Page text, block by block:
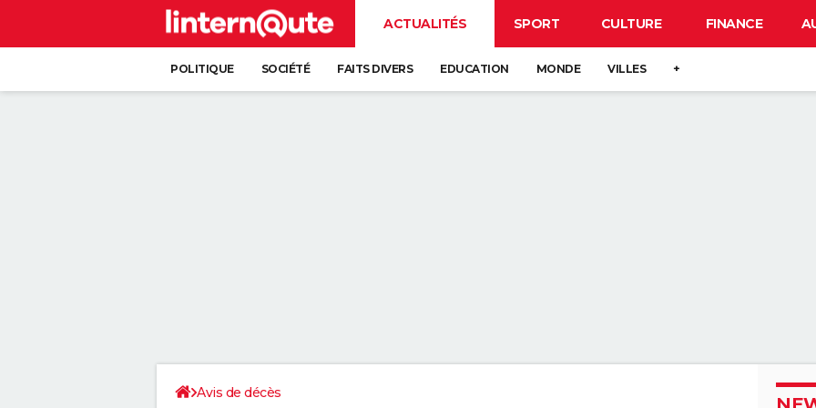
ACTUALITÉS SPORT CULTURE FINANCE
POLITIQUE SOCIÉTÉ FAITS DIVERS EDUCATION MONDE VILLES +
Avis de décès